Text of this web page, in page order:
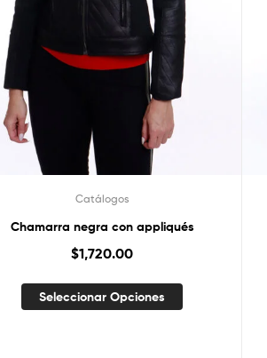
Catálogos
Chamarra negra con appliqués
$1,720.00
Seleccionar Opciones